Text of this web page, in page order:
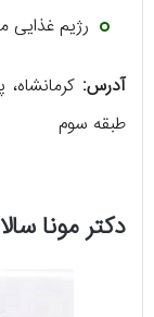
رژیم غذایی
آدرس:
طبقه سوم
دکتر مونا